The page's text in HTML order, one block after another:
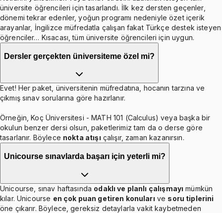
üniversite öğrencileri için tasarlandı. İlk kez dersten geçenler,
dönemi tekrar edenler, yoğun programı nedeniyle özet içerik
arayanlar, İngilizce müfredatla çalışan fakat Türkçe destek isteyen
öğrenciler… Kısacası, tüm üniversite öğrencileri için uygun.
Dersler gerçekten üniversiteme özel mi?
Evet! Her paket, üniversitenin müfredatına, hocanın tarzına ve
çıkmış sınav sorularına göre hazırlanır.
Örneğin, Koç Üniversitesi - MATH 101 (Calculus) veya başka bir
okulun benzer dersi olsun, paketlerimiz tam da o derse göre
tasarlanır. Böylece nokta atışı çalışır, zaman kazanırsın.
Unicourse sınavlarda başarı için yeterli mi?
Unicourse, sınav haftasında odaklı ve planlı çalışmayı mümkün
kılar. Unicourse en çok puan getiren konuları ve soru tiplerini
öne çıkarır. Böylece, gereksiz detaylarla vakit kaybetmeden